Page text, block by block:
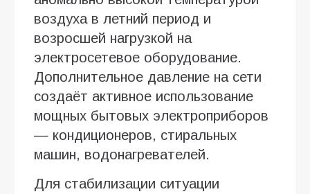
воздуха в летний период и
возросшей нагрузкой на
электросетевое оборудование.
Дополнительное давление на сети
создаёт активное использование
мощных бытовых электроприборов
— кондиционеров, стиральных
машин, водонагревателей.
Для стабилизации ситуации